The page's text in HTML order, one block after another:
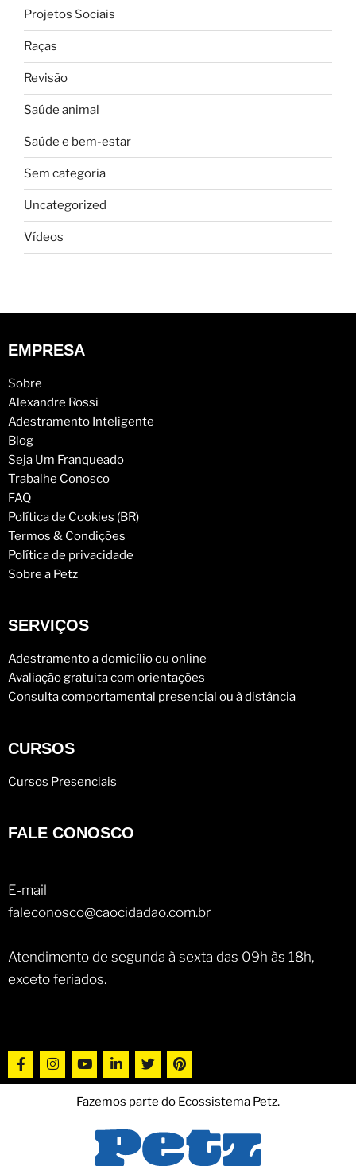
Projetos Sociais
Raças
Revisão
Saúde animal
Saúde e bem-estar
Sem categoria
Uncategorized
Vídeos
EMPRESA
Sobre
Alexandre Rossi
Adestramento Inteligente
Blog
Seja Um Franqueado
Trabalhe Conosco
FAQ
Política de Cookies (BR)
Termos & Condições
Política de privacidade
Sobre a Petz
SERVIÇOS
Adestramento a domicílio ou online
Avaliação gratuita com orientações
Consulta comportamental presencial ou à distância
CURSOS
Cursos Presenciais
FALE CONOSCO
E-mail
faleconosco@caocidadao.com.br
Atendimento de segunda à sexta das 09h às 18h,
exceto feriados.
Fazemos parte do Ecossistema Petz.